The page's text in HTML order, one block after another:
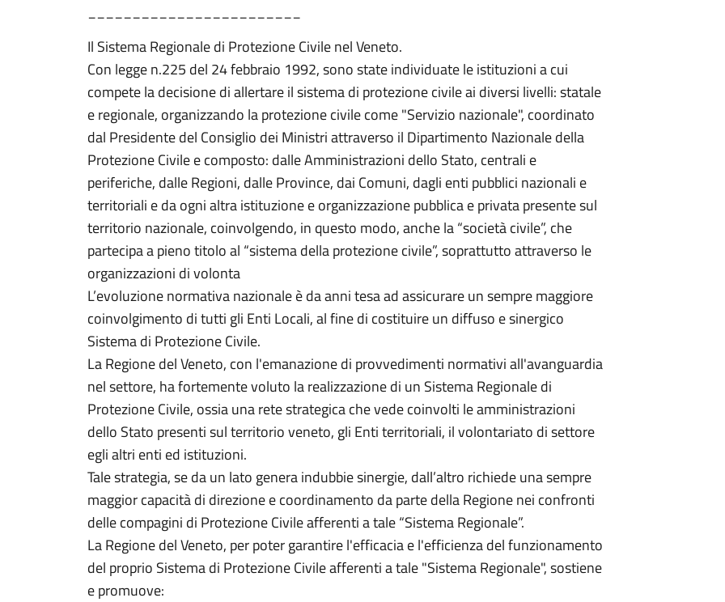
Il Sistema Regionale di Protezione Civile nel Veneto.
Con legge n.225 del 24 febbraio 1992, sono state individuate le istituzioni a cui
compete la decisione di allertare il sistema di protezione civile ai diversi livelli: statale
e regionale, organizzando la protezione civile come "Servizio nazionale", coordinato
dal Presidente del Consiglio dei Ministri attraverso il Dipartimento Nazionale della
Protezione Civile e composto: dalle Amministrazioni dello Stato, centrali e
periferiche, dalle Regioni, dalle Province, dai Comuni, dagli enti pubblici nazionali e
territoriali e da ogni altra istituzione e organizzazione pubblica e privata presente sul
territorio nazionale, coinvolgendo, in questo modo, anche la “società civile”, che
partecipa a pieno titolo al “sistema della protezione civile”, soprattutto attraverso le
organizzazioni di volonta
L’evoluzione normativa nazionale è da anni tesa ad assicurare un sempre maggiore
coinvolgimento di tutti gli Enti Locali, al fine di costituire un diffuso e sinergico
Sistema di Protezione Civile.
La Regione del Veneto, con l'emanazione di provvedimenti normativi all'avanguardia
nel settore, ha fortemente voluto la realizzazione di un Sistema Regionale di
Protezione Civile, ossia una rete strategica che vede coinvolti le amministrazioni
dello Stato presenti sul territorio veneto, gli Enti territoriali, il volontariato di settore
egli altri enti ed istituzioni.
Tale strategia, se da un lato genera indubbie sinergie, dall’altro richiede una sempre
maggior capacità di direzione e coordinamento da parte della Regione nei confronti
delle compagini di Protezione Civile afferenti a tale “Sistema Regionale”.
La Regione del Veneto, per poter garantire l'efficacia e l'efficienza del funzionamento
del proprio Sistema di Protezione Civile afferenti a tale "Sistema Regionale", sostiene
e promuove: